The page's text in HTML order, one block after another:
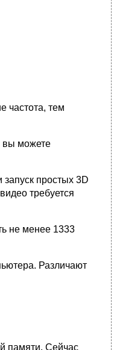
частота, тем
вы можете
простых 3D
требуется
не менее 1333
Различают
памяти. Сейчас